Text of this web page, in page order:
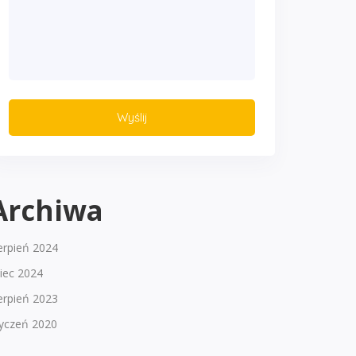
2024
2024
2023
2020